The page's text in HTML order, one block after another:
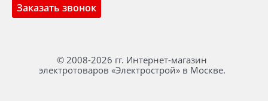
Заказать звонок
© 2008-2026 гг. Интернет-магазин
электротоваров «Электрострой» в Москве.